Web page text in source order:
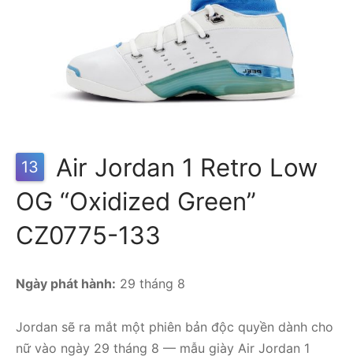
13
Air Jordan 1 Retro Low
OG “Oxidized Green”
CZ0775-133
Ngày phát hành: 29 tháng 8
Jordan sẽ ra mắt một phiên bản độc quyền dành cho
nữ vào ngày 29 tháng 8 — mẫu giày Air Jordan 1